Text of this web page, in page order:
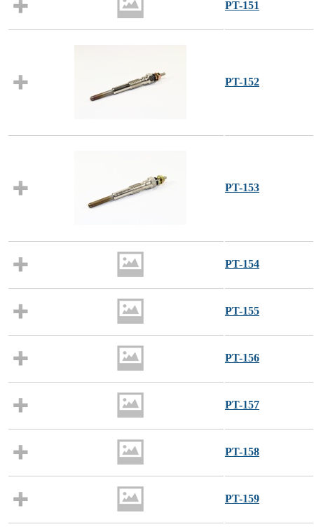
PT-151
PT-152
PT-153
PT-154
PT-155
PT-156
PT-157
PT-158
PT-159